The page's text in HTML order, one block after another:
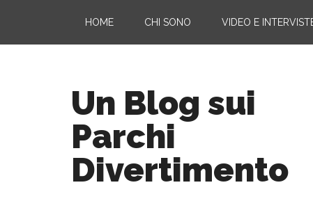
HOME CHI SONO VIDEO E
Un Blog sui
Parchi
Divertimento